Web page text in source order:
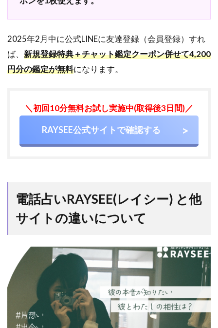
2025年2月中に公式LINEに友達登録（会員登録）すれ
ば、 新規登録特典＋チャット鑑定クーポン併せて4,200
円分の鑑定が無料になります。
＼初回10分無料お試し実施中(取得後3日間)／
RAYSEE公式サイトで確認する
電話占いRAYSEE(レイシー) と他
サイトの違いについて